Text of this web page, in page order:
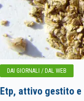
DAI GIORNALI / DAL WEB
Etp, attivo gestito